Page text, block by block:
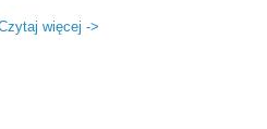
więcej ->